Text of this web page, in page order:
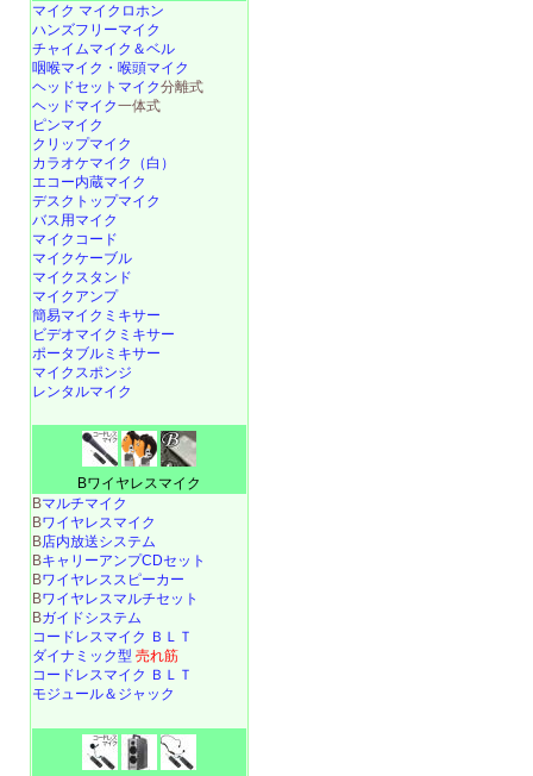
マイク マイクロホン
ハンズフリーマイク
チャイムマイク＆ベル
咽喉マイク・喉頭マイク
ヘッドセットマイク分離式
ヘッドマイク一体式
ピンマイク
クリップマイク
カラオケマイク（白）
エコー内蔵マイク
デスクトップマイク
バス用マイク
マイクコード
マイクケーブル
マイクスタンド
マイクアンプ
簡易マイクミキサー
ビデオマイクミキサー
ポータブルミキサー
マイクスポンジ
レンタルマイク
Bワイヤレスマイク
Bマルチマイク
Bワイヤレスマイク
B店内放送システム
BキャリーアンプCDセット
Bワイヤレススピーカー
Bワイヤレスマルチセット
Bガイドシステム
コードレスマイク ＢＬＴ
ダイナミック型 売れ筋
コードレスマイク ＢＬＴ
モジュール＆ジャック